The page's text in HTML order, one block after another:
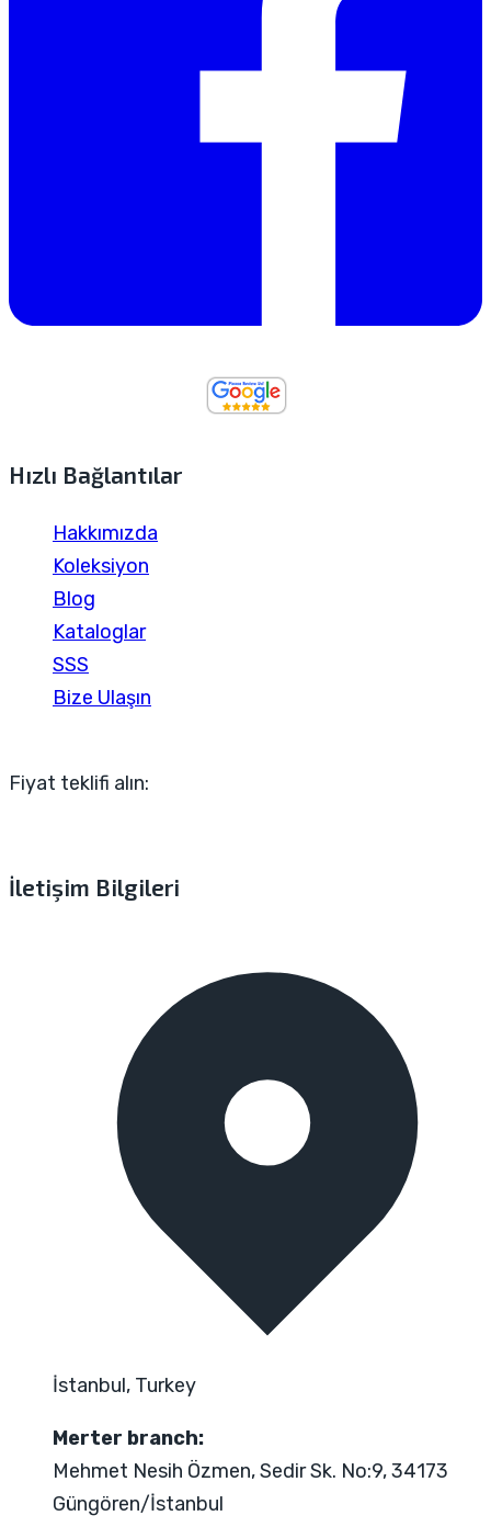
Hızlı Bağlantılar
Hakkımızda
Koleksiyon
Blog
Kataloglar
SSS
Bize Ulaşın
Fiyat teklifi alın:
İletişim Bilgileri
İstanbul, Turkey
Merter branch:
Mehmet Nesih Özmen, Sedir Sk. No:9, 34173
Güngören/İstanbul